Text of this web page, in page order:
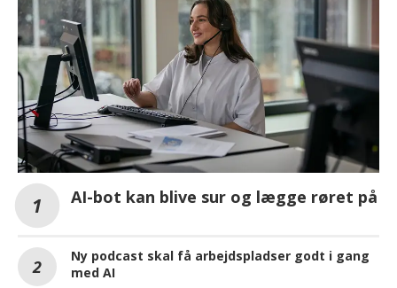
AI-bot kan blive sur og lægge røret på
Ny podcast skal få arbejdspladser godt i gang
med AI